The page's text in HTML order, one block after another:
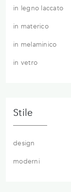
in legno laccato
in materico
in melaminico
in vetro
Stile
design
moderni